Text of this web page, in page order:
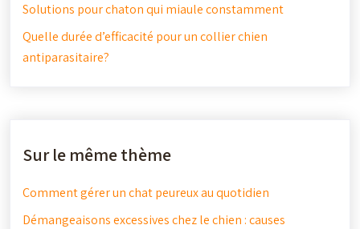
Solutions pour chaton qui miaule constamment
Quelle durée d’efficacité pour un collier chien
antiparasitaire?
Sur le même thème
Comment gérer un chat peureux au quotidien
Démangeaisons excessives chez le chien : causes